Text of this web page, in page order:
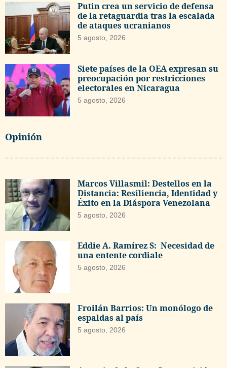
Putin crea un servicio de defensa
de la retaguardia tras la escalada
de ataques ucranianos
5 agosto, 2026
Siete países de la OEA expresan su
preocupación por restricciones
electorales en Nicaragua
5 agosto, 2026
Opinión
Marcos Villasmil: Destellos en la
Distancia: Resiliencia, Identidad y
Éxito en la Diáspora Venezolana
5 agosto, 2026
Eddie A. Ramírez S: Necesidad de
una entente cordiale
5 agosto, 2026
Froilán Barrios: Un monólogo de
espaldas al país
5 agosto, 2026